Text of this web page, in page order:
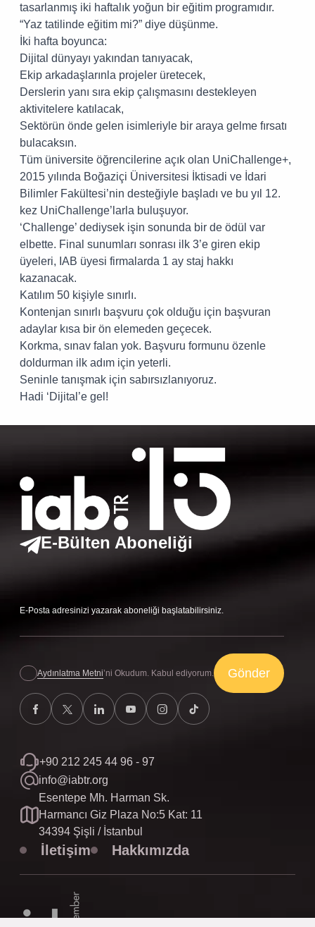
tasarlanmış iki haftalık yoğun bir eğitim programıdır.
“Yaz tatilinde eğitim mi?” diye düşünme.
İki hafta boyunca:
Dijital dünyayı yakından tanıyacak,
Ekip arkadaşlarınla projeler üretecek,
Derslerin yanı sıra ekip çalışmasını destekleyen
aktivitelere katılacak,
Sektörün önde gelen isimleriyle bir araya gelme fırsatı
bulacaksın.
Tüm üniversite öğrencilerine açık olan UniChallenge+,
2015 yılında Boğaziçi Üniversitesi İktisadi ve İdari
Bilimler Fakültesi’nin desteğiyle başladı ve bu yıl 12.
kez UniChallenge’larla buluşuyor.
‘Challenge’ dediysek işin sonunda bir de ödül var
elbette. Final sunumları sonrası ilk 3’e giren ekip
üyeleri, IAB üyesi firmalarda 1 ay staj hakkı
kazanacak.
Katılım 50 kişiyle sınırlı.
Kontenjan sınırlı başvuru çok olduğu için başvuran
adaylar kısa bir ön elemeden geçecek.
Korkma, sınav falan yok. Başvuru formunu özenle
doldurman ilk adım için yeterli.
Seninle tanışmak için sabırsızlanıyoruz.
Hadi ‘Dijital’e gel!
E-Bülten Aboneliği
E-Posta adresinizi yazarak aboneliği başlatabilirsiniz.
Aydınlatma Metni’ni Okudum. Kabul ediyorum. Gönder
+90 212 245 44 96 - 97
info@iabtr.org
Esentepe Mh. Harman Sk.
Harmancı Giz Plaza No:5 Kat: 11
34394 Şişli / İstanbul
İletişim Hakkımızda